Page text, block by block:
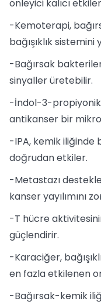
önleyici kalıcı
-Kemoterapi,
bağışıklık
-Bağırsak
sinyaller üretebilir.
-İndol-3-
antikanser bir
-IPA, kemik iliğinde
doğrudan etkiler.
-Metastazı
kanser yayılımını
-T hücre
güçlendirir.
-Karaciğer,
en fazla etkilenen
-Bağırsak-kemik